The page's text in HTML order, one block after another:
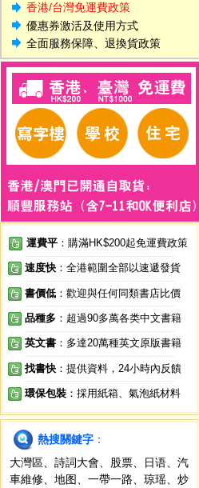
香港/台灣免運費政策
優惠券激活及使用方式
全面服務保障、退換貨政策
運費平 ：購滿HK$200起免運費政策
速度快 ：全港範圍全部以速遞發貨
書價低 ：歡迎與任何同類書店比價
品種多 ：超過90多萬各类中文書籍
英文書 ：多達20萬種英文原版書籍
找書快 ：提供資料，24小時內反饋
環保包裝 ：採用紙箱、氣泡紙材料
熱搜關鍵字 ：
大灣區
詩詞大會 股票 日语
汽
車維修
地图 一帶一路 琼瑶
炒